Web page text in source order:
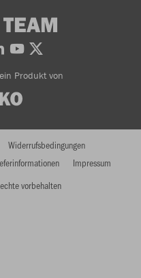
Produkt von
vorbehalten
Widerrufsbedingungen
Impressum